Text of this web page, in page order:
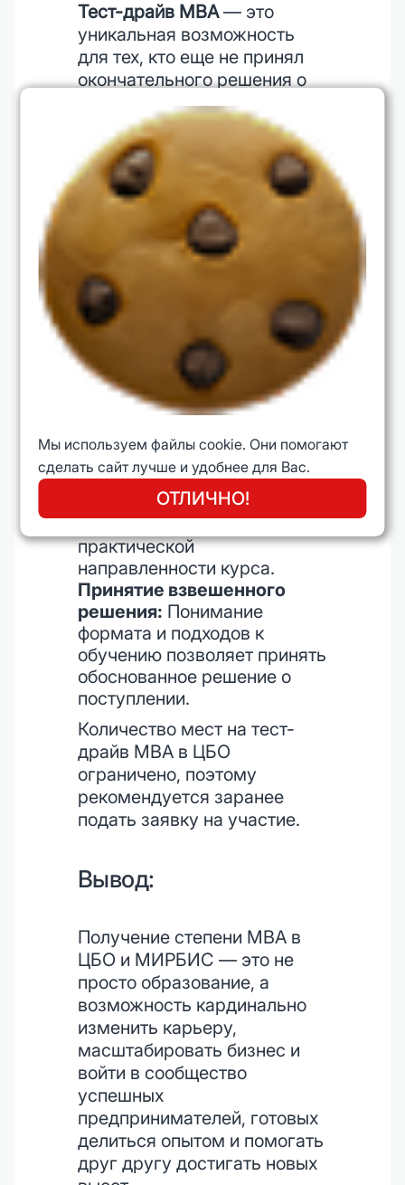
Тест-драйв MBA— это
уникальная возможность
для тех, кто еще не принял
окончательного решения о
поступлении. В рамках тест-
драйва участники могут
бесплатно пройти
однодневный модуль
программы MBA в
действующей группе,
познакомиться с
преподавателями,
студентами и методиками
обучения.
Преимущества тест-драйва:
Знакомство с атмосферой
MBA:Погружение в
образовательный процесс и
общение с участниками
программы.
Оценка программы:
Возможность убедиться в
актуальности и
практической
направленности курса.
Принятие взвешенного
решения: Понимание
формата и подходов к
обучению позволяет принять
обоснованное решение о
поступлении.
Количество мест на тест-
драйв MBA в ЦБО
ограничено, поэтому
рекомендуется заранее
подать заявку на участие.
Вывод:
Получение степени MBA в
ЦБО и МИРБИС — это не
просто образование, а
возможность кардинально
изменить карьеру,
масштабировать бизнес и
войти в сообщество
успешных
предпринимателей, готовых
делиться опытом и помогать
друг другу достигать новых
Мы используем файлы cookie. Они помогают
сделать сайт лучше и удобнее для Вас.
ОТЛИЧНО!